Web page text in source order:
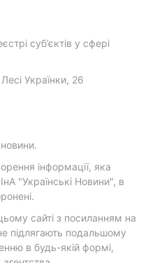
суб’єктів у сфері
Українки, 26
інформації, яка
"Українські Новини", в
сайті з посиланням на
підлягають подальшому
в будь-якій формі,